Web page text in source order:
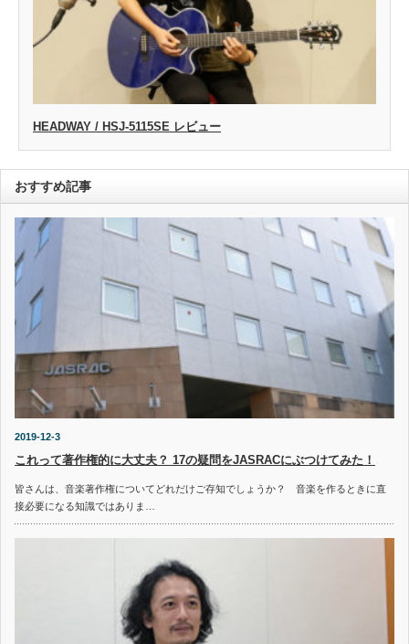
HEADWAY / HSJ-5115SE レビュー
おすすめ記事
2019-12-3
これって著作権的に大丈夫？ 17の疑問をJASRACにぶつけてみた！
皆さんは、音楽著作権についてどれだけご存知でしょうか？ 音楽を作るときに直
接必要になる知識ではありま…